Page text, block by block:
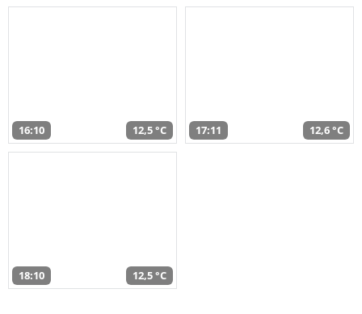
16:10 12,5 °C 17:11 12,6 °C
18:10 12,5 °C